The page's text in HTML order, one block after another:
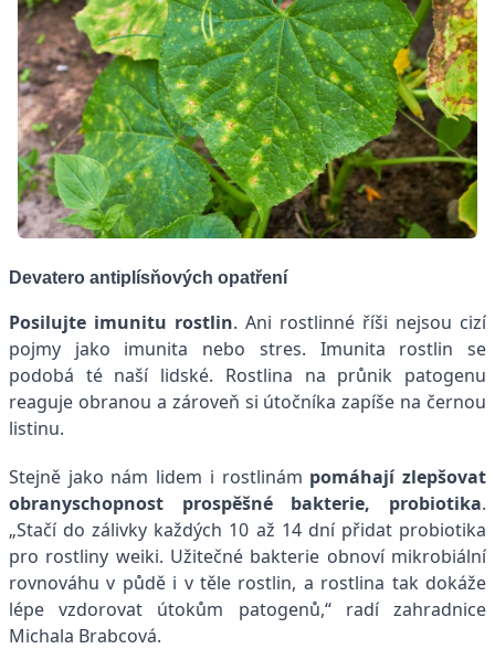
Devatero antiplísňových opatření
Posilujte imunitu rostlin. Ani rostlinné říši nejsou cizí
pojmy jako imunita nebo stres. Imunita rostlin se
podobá té naší lidské. Rostlina na průnik patogenu
reaguje obranou a zároveň si útočníka zapíše na černou
listinu.
Stejně jako nám lidem i rostlinám pomáhají zlepšovat
obranyschopnost prospěšné bakterie, probiotika.
„Stačí do zálivky každých 10 až 14 dní přidat probiotika
pro rostliny weiki. Užitečné bakterie obnoví mikrobiální
rovnováhu v půdě i v těle rostlin, a rostlina tak dokáže
lépe vzdorovat útokům patogenů,“ radí zahradnice
Michala Brabcová.